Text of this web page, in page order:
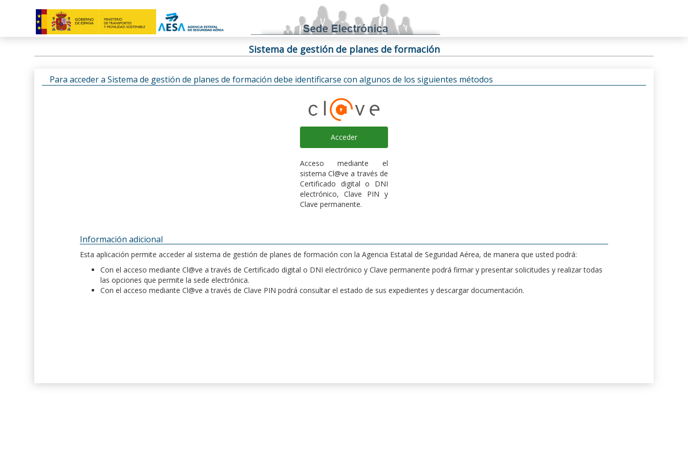
Sistema de gestión de planes de formación
Para acceder a Sistema de gestión de planes de formación debe identificarse con algunos de los siguientes métodos
Acceder
Acceso mediante el
sistema Cl@ve a través de
Certificado digital o DNI
electrónico, Clave PIN y
Clave permanente.
Información adicional
Esta aplicación permite acceder al sistema de gestión de planes de formación con la Agencia Estatal de Seguridad Aérea, de manera que usted podrá:
Con el acceso mediante Cl@ve a través de Certificado digital o DNI electrónico y Clave permanente podrá firmar y presentar solicitudes y realizar todas
las opciones que permite la sede electrónica.
Con el acceso mediante Cl@ve a través de Clave PIN podrá consultar el estado de sus expedientes y descargar documentación.